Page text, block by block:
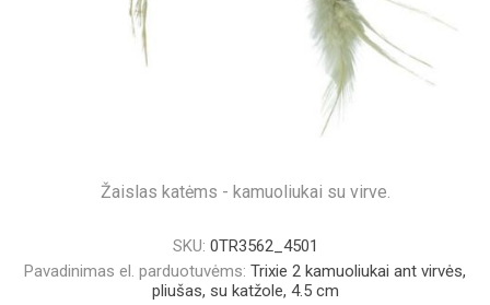
Žaislas katėms - kamuoliukai su virve.
SKU: 0TR3562_4501
Pavadinimas el. parduotuvėms: Trixie 2 kamuoliukai ant virvės,
pliušas, su katžole, 4.5 cm